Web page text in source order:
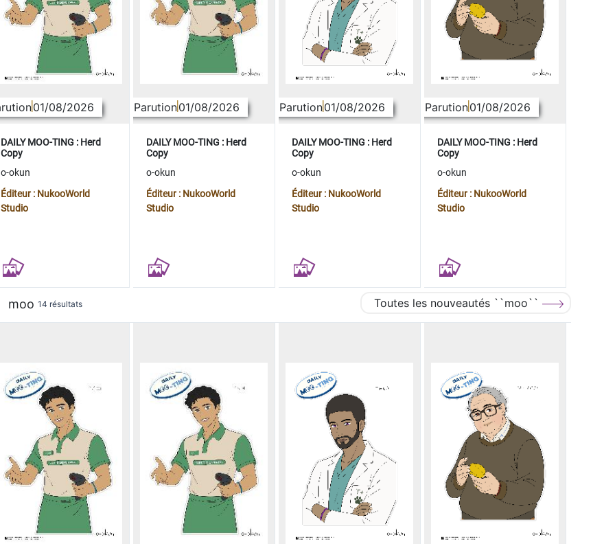
01/08/2026
DAILY MOO-TING : Herd
Copy
o-okun
Éditeur : NukooWorld
Studio
Parution01/08/2026
DAILY MOO-TING : Herd
Copy
o-okun
Éditeur : NukooWorld
Studio
Parution01/08/2026
DAILY MOO-TING : Herd
Copy
o-okun
Éditeur : NukooWorld
Studio
Parution01/08/2026
DAILY MOO-TING : Herd
Copy
o-okun
Éditeur : NukooWorld
Studio
moo 14 résultats Toutes les nouveautés ``moo``